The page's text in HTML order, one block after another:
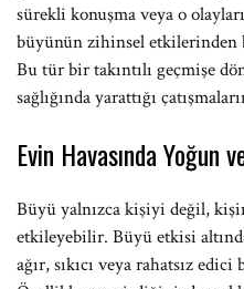
sürekli konuşma veya o
büyünün zihinsel
Bu tür bir takıntılı geçmişe
sağlığında yarattığı
Evin Havasında Yoğun
Büyü yalnızca kişiyi değil,
etkileyebilir. Büyü etkisi
ağır, sıkıcı veya rahatsız